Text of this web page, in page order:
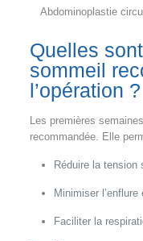
Abdominoplastie
Quelles
sommeil
l’opération ?
Les premières
recommandée. Elle
Réduire la tension
Minimiser
Faciliter la